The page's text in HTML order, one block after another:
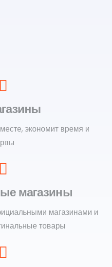
экономит время и
магазины
магазинами и
товары